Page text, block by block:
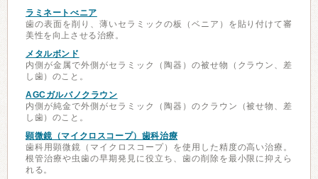
ラミネートべニア
歯の表面を削り、薄いセラミックの板（ベニア）を貼り付けて審
美性を向上させる治療。
メタルボンド
内側が金属で外側がセラミック（陶器）の被せ物（クラウン、差
し歯）のこと。
AGCガルバノクラウン
内側が純金で外側がセラミック（陶器）のクラウン（被せ物、差
し歯）のこと。
顕微鏡（マイクロスコープ）歯科治療
歯科用顕微鏡（マイクロスコープ）を使用した精度の高い治療。
根管治療や虫歯の早期発見に役立ち、歯の削除を最小限に抑えら
れる。